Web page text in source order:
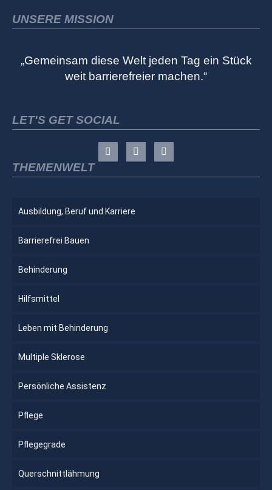
UNSERE MISSION
„Gemeinsam diese Welt jeden Tag ein Stück
weit barrierefreier machen.“
LET'S GET SOCIAL
THEMENWELT
Ausbildung, Beruf und Karriere
Barrierefrei Bauen
Behinderung
Hilfsmittel
Leben mit Behinderung
Multiple Sklerose
Persönliche Assistenz
Pflege
Pflegegrade
Querschnittlähmung